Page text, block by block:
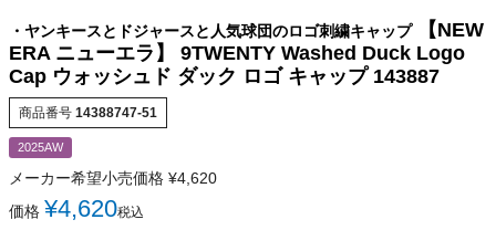
・ヤンキースとドジャースと人気球団のロゴ刺繍キャップ
【NEW
ERA ニューエラ】 9TWENTY Washed Duck Logo
Cap ウォッシュド ダック ロゴ キャップ 143887
商品番号 14388747-51
2025AW
メーカー希望小売価格 ¥4,620
価格 ¥4,620税込